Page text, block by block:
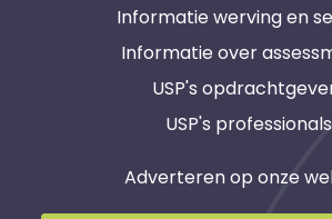
Informatie werving en
Informatie over
USP's
USP's professionals
Adverteren op onze